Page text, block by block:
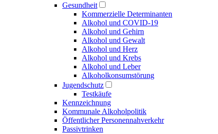
Gesundheit
Kommerzielle Determinanten
Alkohol und COVID-19
Alkohol und Gehirn
Alkohol und Gewalt
Alkohol und Herz
Alkohol und Krebs
Alkohol und Leber
Alkoholkonsumstörung
Jugendschutz
Testkäufe
Kennzeichnung
Kommunale Alkoholpolitik
Öffentlicher Personen­nahverkehr
Passivtrinken